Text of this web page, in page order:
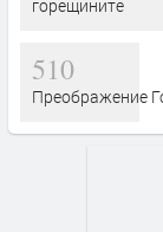
горещините
510
Преображение